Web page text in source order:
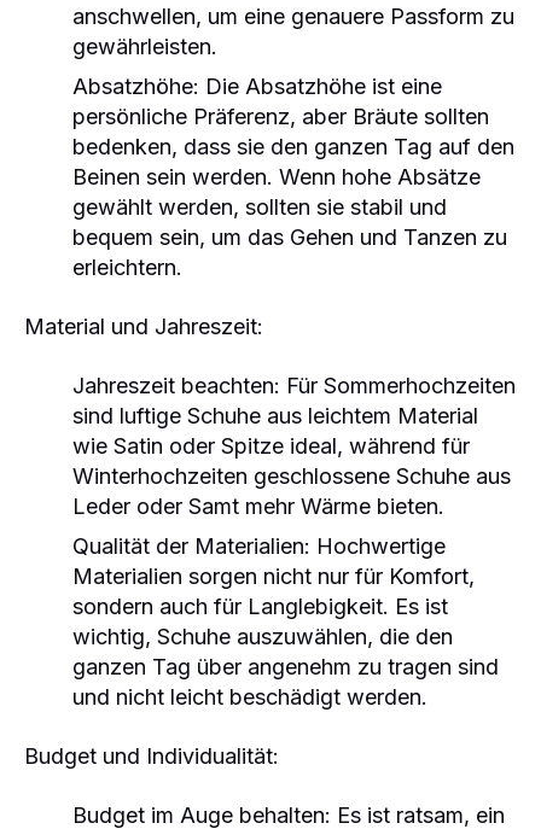
anschwellen, um eine genauere Passform zu
gewährleisten.
Absatzhöhe: Die Absatzhöhe ist eine
persönliche Präferenz, aber Bräute sollten
bedenken, dass sie den ganzen Tag auf den
Beinen sein werden. Wenn hohe Absätze
gewählt werden, sollten sie stabil und
bequem sein, um das Gehen und Tanzen zu
erleichtern.
Material und Jahreszeit:
Jahreszeit beachten: Für Sommerhochzeiten
sind luftige Schuhe aus leichtem Material
wie Satin oder Spitze ideal, während für
Winterhochzeiten geschlossene Schuhe aus
Leder oder Samt mehr Wärme bieten.
Qualität der Materialien: Hochwertige
Materialien sorgen nicht nur für Komfort,
sondern auch für Langlebigkeit. Es ist
wichtig, Schuhe auszuwählen, die den
ganzen Tag über angenehm zu tragen sind
und nicht leicht beschädigt werden.
Budget und Individualität:
Budget im Auge behalten: Es ist ratsam, ein